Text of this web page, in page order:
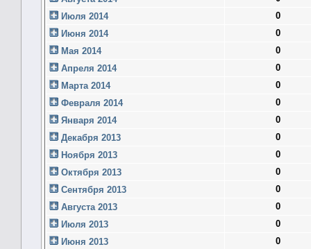
Июля 2014
0
Июня 2014
0
Мая 2014
0
Апреля 2014
0
Марта 2014
0
Февраля 2014
0
Января 2014
0
Декабря 2013
0
Ноября 2013
0
Октября 2013
0
Сентября 2013
0
Августа 2013
0
Июля 2013
0
Июня 2013
0